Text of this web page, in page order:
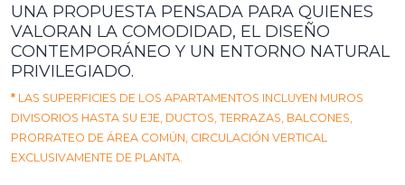
UNA PROPUESTA PENSADA PARA QUIENES
VALORAN LA COMODIDAD, EL DISEÑO
CONTEMPORÁNEO Y UN ENTORNO NATURAL
PRIVILEGIADO.
* LAS SUPERFICIES DE LOS APARTAMENTOS INCLUYEN MUROS
DIVISORIOS HASTA SU EJE, DUCTOS, TERRAZAS, BALCONES,
PRORRATEO DE ÁREA COMÚN, CIRCULACIÓN VERTICAL
EXCLUSIVAMENTE DE PLANTA.